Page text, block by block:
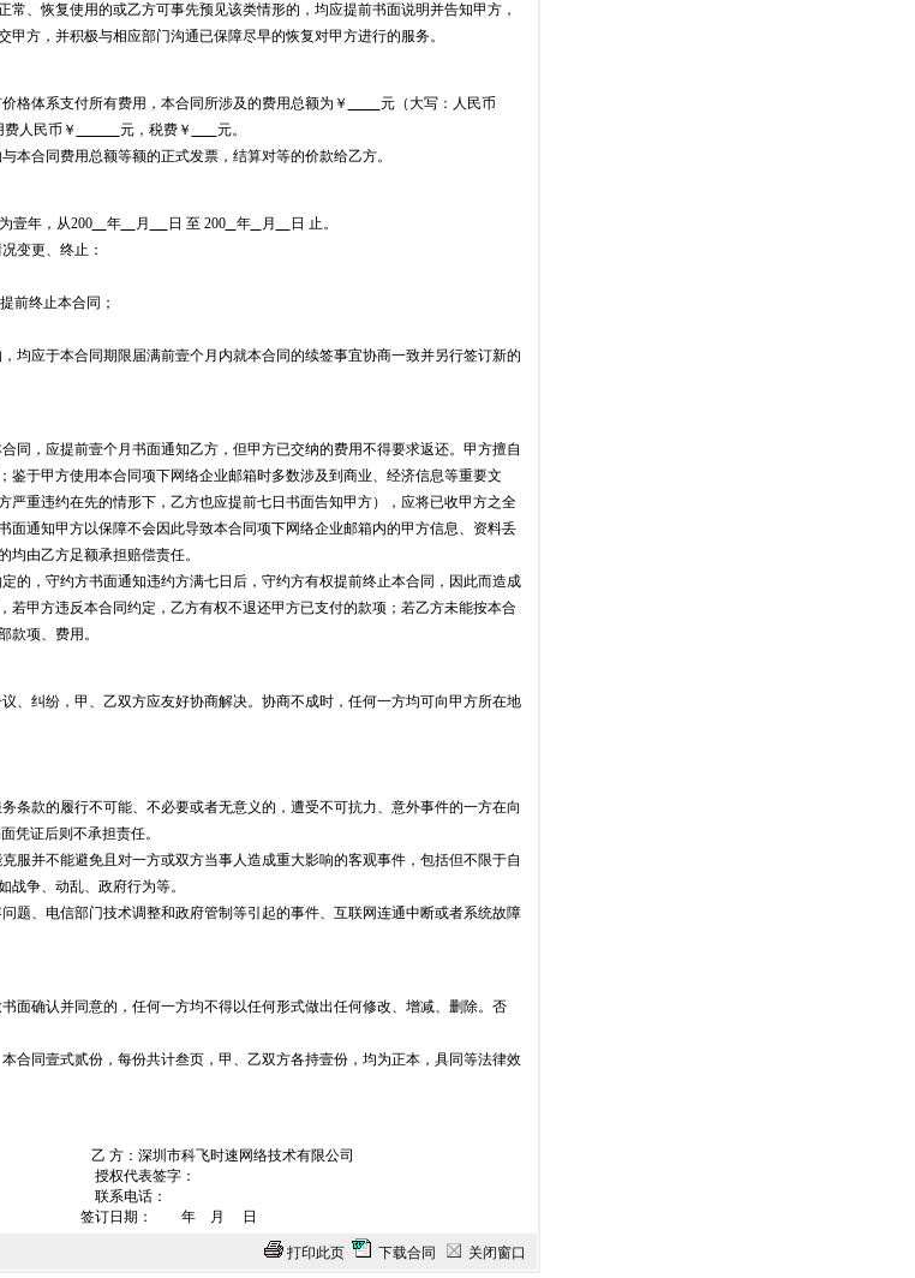
、恢复使用的或乙方可事先预见该类情形的，均应提前书面说明并告知甲方，
方，并积极与相应部门沟通已保障尽早的恢复对甲方进行的服务。
体系支付所有费用，本合同所涉及的费用总额为￥
元（大写：人民币
人民币￥
元，税费￥
元。
合同费用总额等额的正式发票，结算对等的价款给乙方。
壹年，从200
年 月 日 至 200 年 月
日 止。
变更、终止：
前终止本合同；
应于本合同期限届满前壹个月内就本合同的续签事宜协商一致并另行签订新的
，应提前壹个月书面通知乙方，但甲方已交纳的费用不得要求返还。甲方擅自
鉴于甲方使用本合同项下网络企业邮箱时多数涉及到商业、经济信息等重要文
严重违约在先的情形下，乙方也应提前七日书面告知甲方），应将已收甲方之全
面通知甲方以保障不会因此导致本合同项下网络企业邮箱内的甲方信息、资料丢
均由乙方足额承担赔偿责任。
，守约方书面通知违约方满七日后，守约方有权提前终止本合同，因此而造成
若甲方违反本合同约定，乙方有权不退还甲方已支付的款项；若乙方未能按本合
款项、费用。
纠纷，甲、乙双方应友好协商解决。协商不成时，任何一方均可向甲方所在地
款的履行不可能、不必要或者无意义的，遭受不可抗力、意外事件的一方在向
凭证后则不承担责任。
并不能避免且对一方或双方当事人造成重大影响的客观事件，包括但不限于自
争、动乱、政府行为等。
、电信部门技术调整和政府管制等引起的事件、互联网连通中断或者系统故障
确认并同意的，任何一方均不得以任何形式做出任何修改、增减、删除。否
同壹式贰份，每份共计叁页，甲、乙双方各持壹份，均为正本，具同等法律效
飞时速网络技术有限公司
代表签字：
电话：
订日期： 年 月 日
打印此页 下载合同 关闭窗口